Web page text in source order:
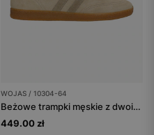
WOJAS / 10304-64
Beżowe trampki męskie z dwoiny welurowej
449.00 zł